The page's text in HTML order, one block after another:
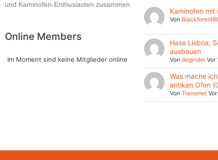
und Kaminofen-Enthusiasten zusammen.
Online Members
Im Moment sind keine Mitglieder online
Kaminofen mit
Von
Hase Lisboa,
ausbauen
Von deginder Vor
Was mache
antiken Ofen
Von Transmet